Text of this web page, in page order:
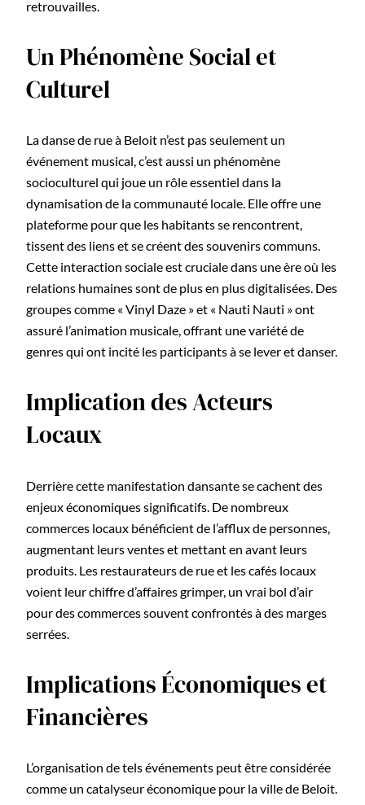
retrouvailles.
Un Phénomène Social et
Culturel
La danse de rue à Beloit n’est pas seulement un
événement musical, c’est aussi un phénomène
socioculturel qui joue un rôle essentiel dans la
dynamisation de la communauté locale. Elle offre une
plateforme pour que les habitants se rencontrent,
tissent des liens et se créent des souvenirs communs.
Cette interaction sociale est cruciale dans une ère où les
relations humaines sont de plus en plus digitalisées. Des
groupes comme « Vinyl Daze » et « Nauti Nauti » ont
assuré l’animation musicale, offrant une variété de
genres qui ont incité les participants à se lever et danser.
Implication des Acteurs
Locaux
Derrière cette manifestation dansante se cachent des
enjeux économiques significatifs. De nombreux
commerces locaux bénéficient de l’afflux de personnes,
augmentant leurs ventes et mettant en avant leurs
produits. Les restaurateurs de rue et les cafés locaux
voient leur chiffre d’affaires grimper, un vrai bol d’air
pour des commerces souvent confrontés à des marges
serrées.
Implications Économiques et
Financières
L’organisation de tels événements peut être considérée
comme un catalyseur économique pour la ville de Beloit.